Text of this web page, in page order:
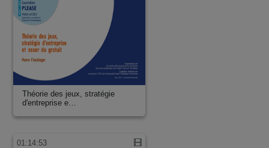
Théorie des jeux, stratégie
d'entreprise e…
01:14:53